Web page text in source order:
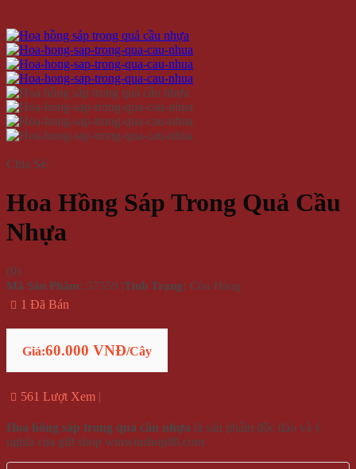
Chia Sẻ:
Hoa Hồng Sáp Trong Quả Cầu
Nhựa
(0)
Mã Sản Phẩm: 57359 |Tình Trạng: Còn Hàng
1 Đã Bán
Giá:60.000 VNĐ/Cây
561 Lượt Xem
Hoa hồng sáp trong quả cầu nhựa là sản phẩm độc đáo và ý
nghĩa của gift shop winwinshop88.com